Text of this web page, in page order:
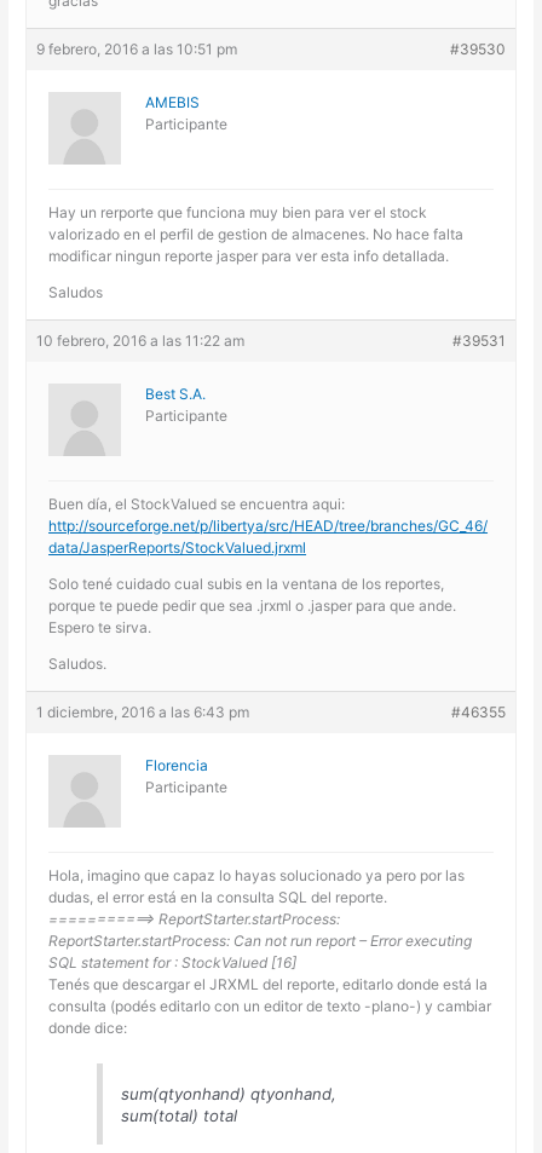
9 febrero, 2016 a las 10:51 pm #39530
AMEBIS
Participante
Hay un rerporte que funciona muy bien para ver el stock
valorizado en el perfil de gestion de almacenes. No hace falta
modificar ningun reporte jasper para ver esta info detallada.
Saludos
10 febrero, 2016 a las 11:22 am #39531
Best S.A.
Participante
Buen día, el StockValued se encuentra aqui:
http://sourceforge.net/p/libertya/src/HEAD/tree/branches/GC_46/
data/JasperReports/StockValued.jrxml
Solo tené cuidado cual subis en la ventana de los reportes,
porque te puede pedir que sea .jrxml o .jasper para que ande.
Espero te sirva.
Saludos.
1 diciembre, 2016 a las 6:43 pm #46355
Florencia
Participante
Hola, imagino que capaz lo hayas solucionado ya pero por las
dudas, el error está en la consulta SQL del reporte.
===========> ReportStarter.startProcess:
ReportStarter.startProcess: Can not run report – Error executing
SQL statement for : StockValued [16]
Tenés que descargar el JRXML del reporte, editarlo donde está la
consulta (podés editarlo con un editor de texto -plano-) y cambiar
donde dice:
sum(qtyonhand) qtyonhand,
sum(total) total